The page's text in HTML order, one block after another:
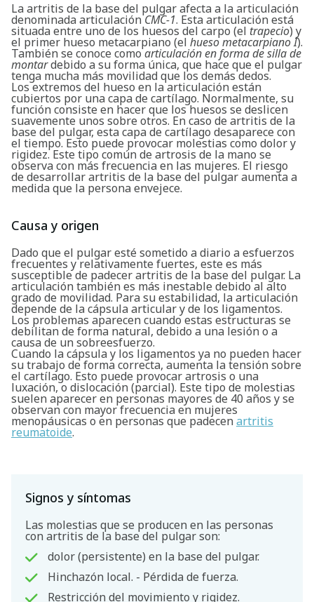
La artritis de la base del pulgar afecta a la articulación
denominada articulaciónCMC-1. Esta articulación está
situada entre uno de los huesos del carpo (el trapecio) y
el primer hueso metacarpiano (el hueso metacarpiano I).
También se conoce comoarticulación en forma de silla de
montardebido a su forma única, que hace que el pulgar
tenga mucha más movilidad que los demás dedos.
Los extremos del hueso en la articulación están
cubiertos por una capa de cartílago. Normalmente, su
función consiste en hacer que los huesos se deslicen
suavemente unos sobre otros. En caso de artritis de la
base del pulgar, esta capa de cartílago desaparece con
el tiempo. Esto puede provocar molestias como dolor y
rigidez. Este tipo común de artrosis de la mano se
observa con más frecuencia en las mujeres. El riesgo
de desarrollar artritis de la base del pulgar aumenta a
medida que la persona envejece.
Causa y origen
Dado que el pulgar esté sometido a diario a esfuerzos
frecuentes y relativamente fuertes, este es más
susceptible de padecer artritis de la base del pulgar. La
articulación también es más inestable debido al alto
grado de movilidad. Para su estabilidad, la articulación
depende de la cápsula articular y de los ligamentos.
Los problemas aparecen cuando estas estructuras se
debilitan de forma natural, debido a una lesión o a
causa de un sobreesfuerzo.
Cuando la cápsula y los ligamentos ya no pueden hacer
su trabajo de forma correcta, aumenta la tensión sobre
el cartílago. Esto puede provocar artrosis o una
luxación, o dislocación (parcial). Este tipo de molestias
suelen aparecer en personas mayores de 40 años y se
observan con mayor frecuencia en mujeres
menopáusicas o en personas que padecen artritis
reumatoide.
Signos y síntomas
Las molestias que se producen en las personas
con artritis de la base del pulgar son:
dolor (persistente) en la base del pulgar.
Hinchazón local. - Pérdida de fuerza.
Restricción del movimiento y rigidez.